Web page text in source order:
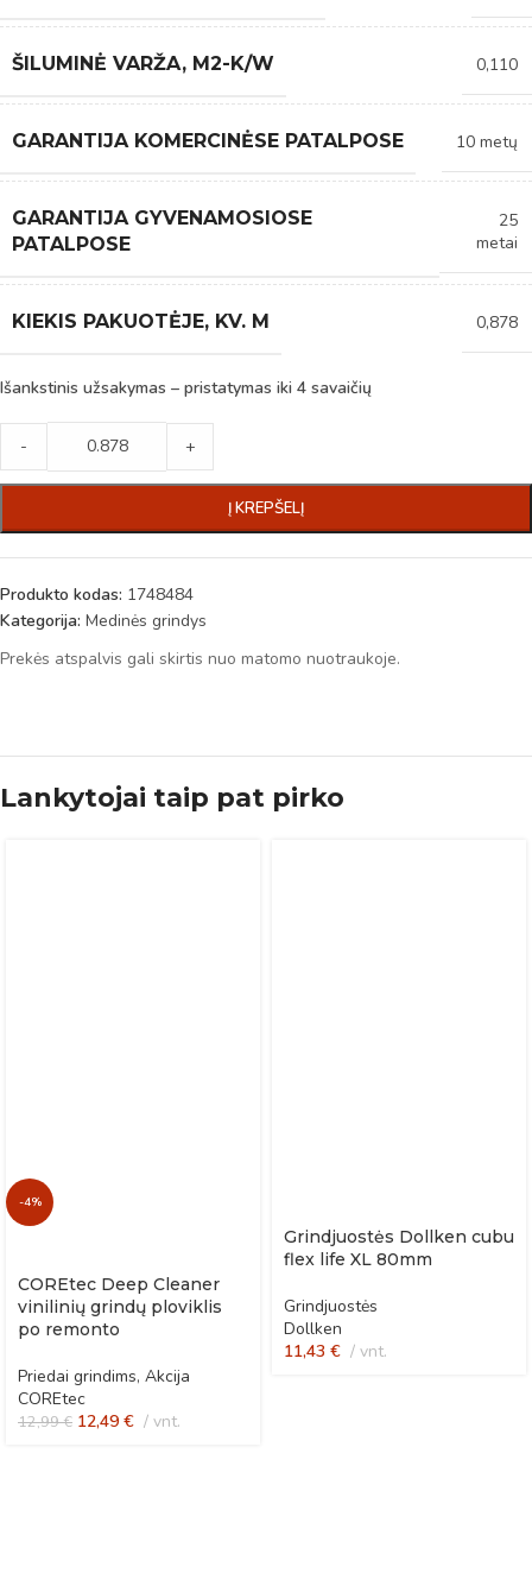
ŠILUMINĖ VARŽA, M2-K/W 0,110
GARANTIJA KOMERCINĖSE PATALPOSE 10 metų
GARANTIJA GYVENAMOSIOSE
PATALPOSE
25
metai
KIEKIS PAKUOTĖJE, KV. M 0,878
Išankstinis užsakymas – pristatymas iki 4 savaičių
- +
Į KREPŠELĮ
Produkto kodas: 1748484
Kategorija: Medinės grindys
Prekės atspalvis gali skirtis nuo matomo nuotraukoje.
Lankytojai taip pat pirko
-4%
COREtec Deep Cleaner
vinilinių grindų ploviklis
po remonto
Priedai grindims, Akcija
COREtec
12,99€ 12,49 € vnt.
Grindjuostės Dollken cubu
flex life XL 80mm
Grindjuostės
Dollken
11,43 € vnt.